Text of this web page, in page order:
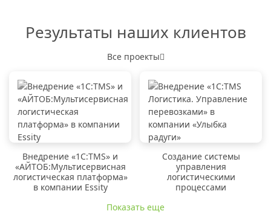
Результаты наших клиентов
Все проекты
Внедрение «1C:TMS» и
«АЙТОБ:Мультисервисная
логистическая платформа»
в компании Essity
Создание системы
управления
логистическими
процессами
Показать еще